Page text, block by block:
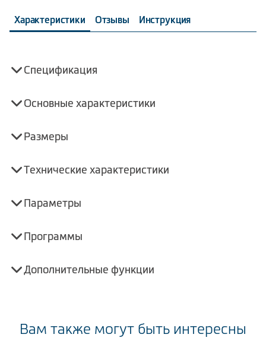
Характеристики Отзывы Инструкция
Спецификация
Основные характеристики
Размеры
Технические характеристики
Параметры
Программы
Дополнительные функции
Вам также могут быть интересны